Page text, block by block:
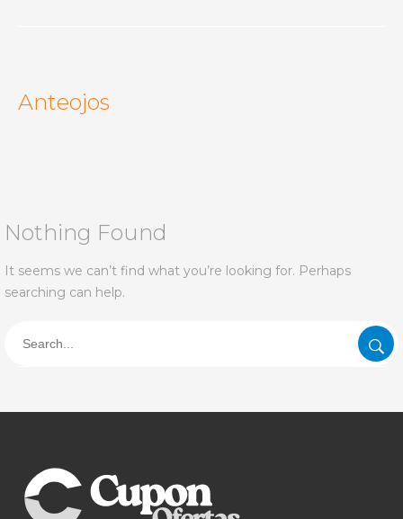
Anteojos
Nothing Found
It seems we can’t find what you’re looking for. Perhaps
searching can help.